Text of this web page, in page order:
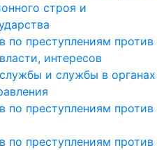
строя и
по преступлениям против
интересов
и службы в органах
по преступлениям против
по преступлениям против